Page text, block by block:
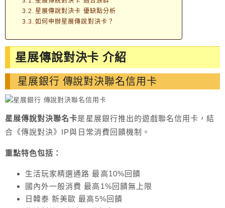
星展傳說對決卡 優缺點分析
如何申辦星展傳說對決卡？
星展傳說對決卡 介紹
星展銀行 傳說對決聯名信用卡
星展傳說對決聯名卡是星展銀行推出的遊戲聯名信用卡，結
合《傳說對決》IP與日常消費回饋機制。
重點特色包括：
生活玩家精選通路 最高10%回饋
國內外一般消費 最高1%回饋無上限
日韓泰 新美歐 最高5%回饋